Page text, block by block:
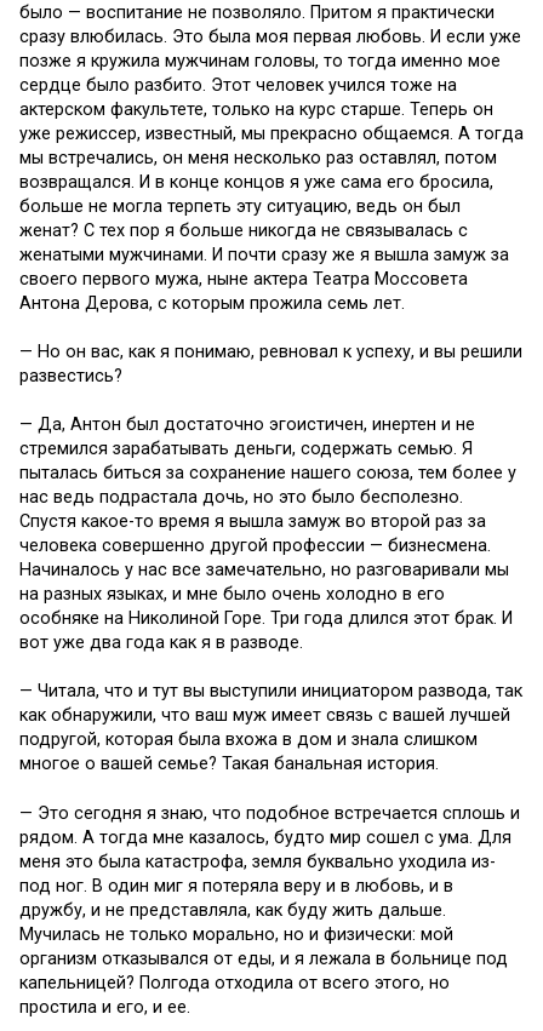
было — воспитание не позволяло. Притом я практически
сразу влюбилась. Это была моя первая любовь. И если уже
позже я кружила мужчинам головы, то тогда именно мое
сердце было разбито. Этот человек учился тоже на
актерском факультете, только на курс старше. Теперь он
уже режиссер, известный, мы прекрасно общаемся. А тогда
мы встречались, он меня несколько раз оставлял, потом
возвращался. И в конце концов я уже сама его бросила,
больше не могла терпеть эту ситуацию, ведь он был
женат? С тех пор я больше никогда не связывалась с
женатыми мужчинами. И почти сразу же я вышла замуж за
своего первого мужа, ныне актера Театра Моссовета
Антона Дерова, с которым прожила семь лет.
— Но он вас, как я понимаю, ревновал к успеху, и вы решили
развестись?
— Да, Антон был достаточно эгоистичен, инертен и не
стремился зарабатывать деньги, содержать семью. Я
пыталась биться за сохранение нашего союза, тем более у
нас ведь подрастала дочь, но это было бесполезно.
Спустя какое-то время я вышла замуж во второй раз за
человека совершенно другой профессии — бизнесмена.
Начиналось у нас все замечательно, но разговаривали мы
на разных языках, и мне было очень холодно в его
особняке на Николиной Горе. Три года длился этот брак. И
вот уже два года как я в разводе.
— Читала, что и тут вы выступили инициатором развода, так
как обнаружили, что ваш муж имеет связь с вашей лучшей
подругой, которая была вхожа в дом и знала слишком
многое о вашей семье? Такая банальная история.
— Это сегодня я знаю, что подобное встречается сплошь и
рядом. А тогда мне казалось, будто мир сошел с ума. Для
меня это была катастрофа, земля буквально уходила из-
под ног. В один миг я потеряла веру и в любовь, и в
дружбу, и не представляла, как буду жить дальше.
Мучилась не только морально, но и физически: мой
организм отказывался от еды, и я лежала в больнице под
капельницей? Полгода отходила от всего этого, но
простила и его, и ее.